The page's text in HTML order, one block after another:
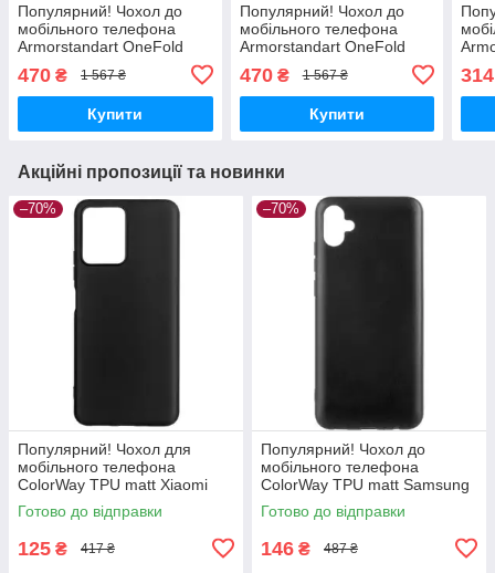
Популярний! Чохол до
мобільного телефона
Armorstandart OneFold
Case Xiaomi Redmi Note
15 5G / Poco M8 5G
Lavender (ARM89985) -
470 ₴ 1 567 ₴
Купити
Популярний! Чохол до
мобільного телефона
Armorstandart OneFold
Case Xiaomi Redmi Note
15 Pro 5G Black
(ARM89726) - Краща
470₴ 1 567 ₴
Купити
14
314
Акційні пропозиції та новинки
–70%
Популярний! Чохол для
мобільного телефона
ColorWay TPU matt Xiaomi
Redmi Note 12 5G black (CW-
CTMXRN125-BK) —
Готово до відправки
125 ₴ 417 ₴
–70%
Популярний! Чохол до
мобільного телефона
ColorWay TPU matt Samsung
Galaxy A04e black (CW-
CTMSGA042-BK) - Краща
Готово до відправки
146 ₴ 487 ₴